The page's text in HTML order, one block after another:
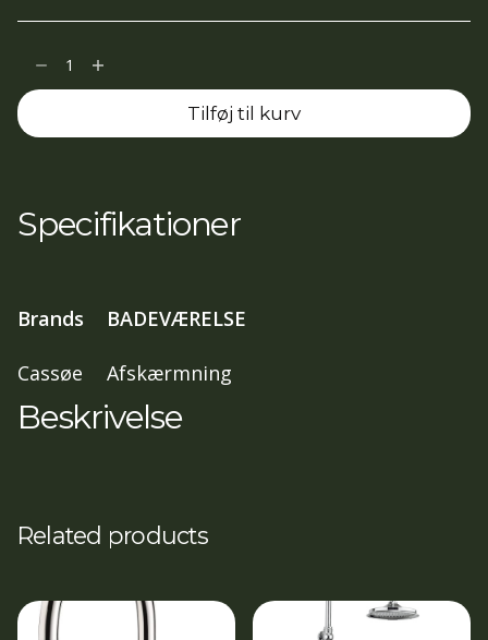
dør
til
cm
,
klart
glas
profil
Tilføj til kurv
Specifikationer
Brands BADEVÆRELSE
Cassøe Afskærmning
Beskrivelse
Related products